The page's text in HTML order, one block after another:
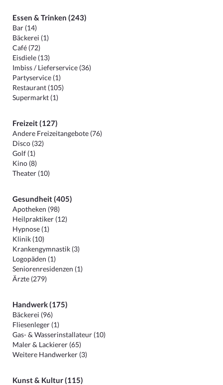
Essen & Trinken (243)
Bar (14)
Bäckerei (1)
Café (72)
Eisdiele (13)
Imbiss / Lieferservice (36)
Partyservice (1)
Restaurant (105)
Supermarkt (1)
Freizeit (127)
Andere Freizeitangebote (76)
Disco (32)
Golf (1)
Kino (8)
Theater (10)
Gesundheit (405)
Apotheken (98)
Heilpraktiker (12)
Hypnose (1)
Klinik (10)
Krankengymnastik (3)
Logopäden (1)
Seniorenresidenzen (1)
Ärzte (279)
Handwerk (175)
Bäckerei (96)
Fliesenleger (1)
Gas- & Wasserinstallateur (10)
Maler & Lackierer (65)
Weitere Handwerker (3)
Kunst & Kultur (115)